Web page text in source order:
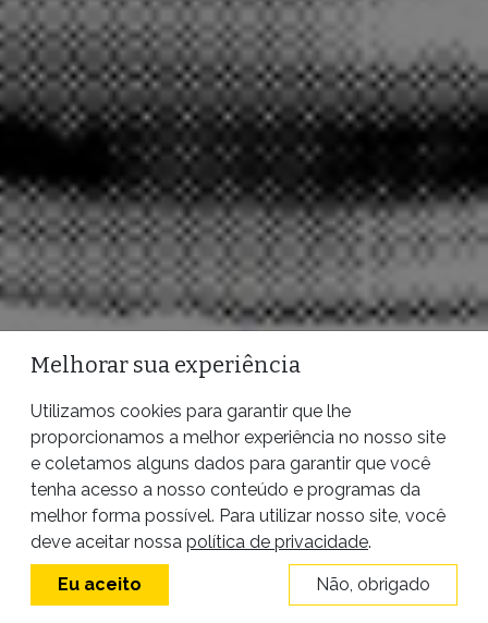
Melhorar sua experiência
Utilizamos cookies para garantir que lhe
proporcionamos a melhor experiência no nosso site
e coletamos alguns dados para garantir que você
tenha acesso a nosso conteúdo e programas da
melhor forma possível. Para utilizar nosso site, você
deve aceitar nossa política de privacidade.
Eu aceito Não, obrigado